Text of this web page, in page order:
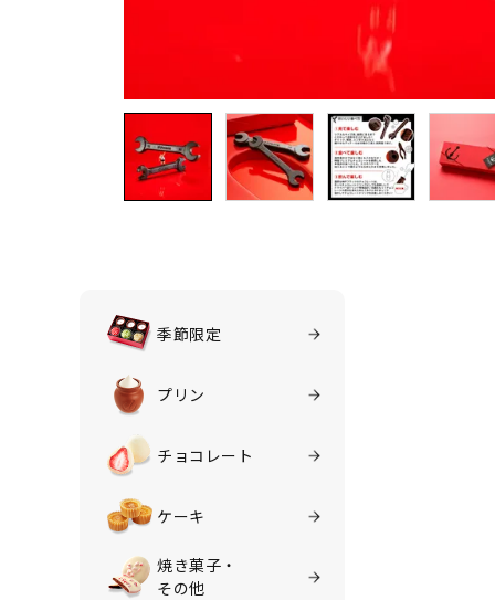
季節限定
プリン
チョコレート
ケーキ
焼き菓子・
その他